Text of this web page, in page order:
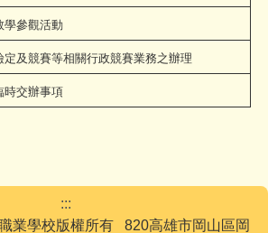
學參觀活動
定及競賽等相關行政競賽業務之辦理
時交辦事項
:::
業學校版權所有 820高雄市岡山區岡